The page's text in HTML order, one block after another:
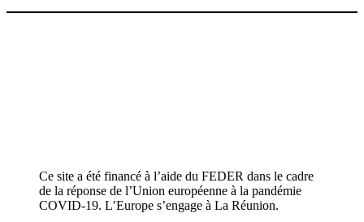
Ce site a été financé à l’aide du FEDER dans le cadre
de la réponse de l’Union européenne à la pandémie
COVID-19. L’Europe s’engage à La Réunion.